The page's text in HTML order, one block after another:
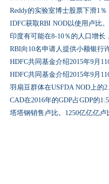
Reddy的实验室博士股票下滑1％
IDFC获取RBI NOD以使用卢比
印度有可能在8-10％的人口增长
RBI向10名申请人提供小额银行
HDFC共同基金介绍2015年9月
HDFC共同基金介绍2015年9月
羽扇豆群体在USFDA NOD上的
CAD在2016年的GDP占GDP的
塔塔钢销售卢比。1250亿亿亿